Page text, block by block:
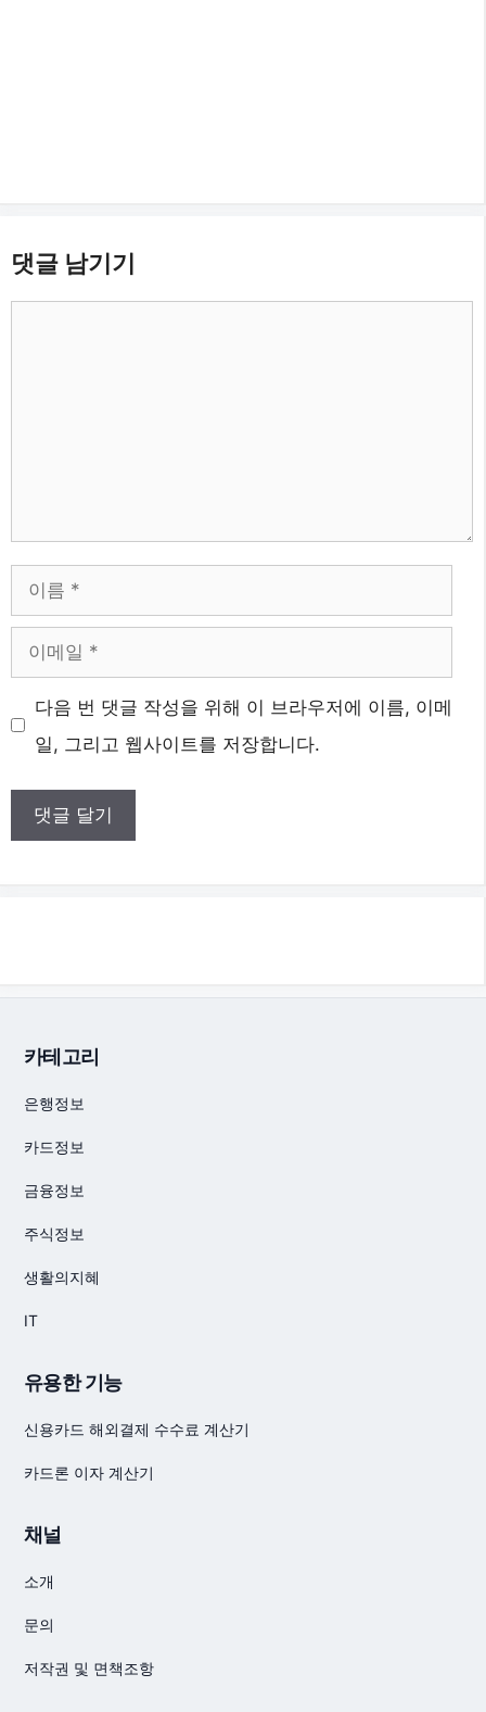
댓글 남기기
름
메
일 다음 번 댓글 작성을 위해 이 브라우저에 이름, 이메
일, 그리고 웹사이트를 저장합니다.
카테고리
은행정보
카드정보
금융정보
주식정보
생활의지혜
IT
유용한 기능
신용카드 해외결제 수수료 계산기
카드론 이자 계산기
채널
소개
문의
저작권 및 면책조항